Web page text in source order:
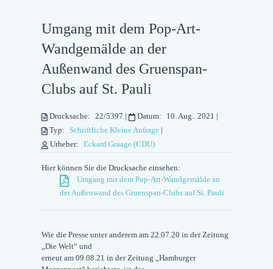
Umgang mit dem Pop-Art-
Wandgemälde an der
Außenwand des Gruenspan-
Clubs auf St. Pauli
Drucksache: 22/5397 | Datum: 10. Aug.. 2021 |
Typ:
Schriftliche Kleine Anfrage |
Urheber:
Eckard Graage (CDU)
Hier können Sie die Drucksache einsehen:
Umgang mit dem Pop-Art-Wandgemälde an
der Außenwand des Gruenspan-Clubs auf St. Pauli
Wie die Presse unter anderem am 22.07.20 in der Zeitung
„Die Welt“ und
erneut am 09.08.21 in der Zeitung „Hamburger